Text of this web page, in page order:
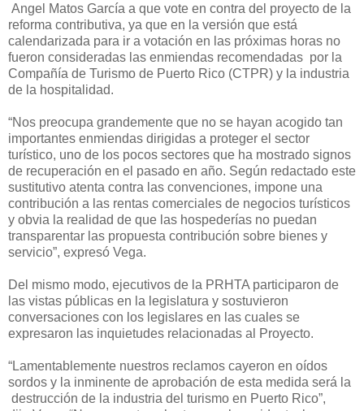
Angel Matos García a que vote en contra del proyecto de la
reforma contributiva, ya que en la versión que está
calendarizada para ir a votación en las próximas horas no
fueron consideradas las enmiendas recomendadas por la
Compañía de Turismo de Puerto Rico (CTPR) y la industria
de la hospitalidad.
“Nos preocupa grandemente que no se hayan acogido tan
importantes enmiendas dirigidas a proteger el sector
turístico, uno de los pocos sectores que ha mostrado signos
de recuperación en el pasado en año. Según redactado este
sustitutivo atenta contra las convenciones, impone una
contribución a las rentas comerciales de negocios turísticos
y obvia la realidad de que las hospederías no puedan
transparentar las propuesta contribución sobre bienes y
servicio”, expresó Vega.
Del mismo modo, ejecutivos de la PRHTA participaron de
las vistas públicas en la legislatura y sostuvieron
conversaciones con los legislares en las cuales se
expresaron las inquietudes relacionadas al Proyecto.
“Lamentablemente nuestros reclamos cayeron en oídos
sordos y la inminente de aprobación de esta medida será la
destrucción de la industria del turismo en Puerto Rico”,